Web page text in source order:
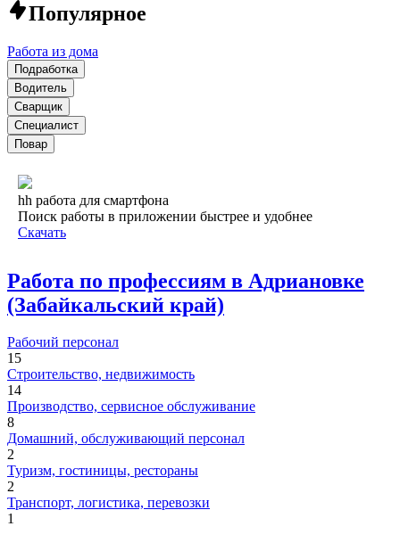
Популярное
Работа из дома
Подработка
Водитель
Сварщик
Специалист
Повар
hh работа для смартфона
Поиск работы в приложении быстрее и удобнее
Скачать
Работа по профессиям в Адриановке
(Забайкальский край)
Рабочий персонал
15
Строительство, недвижимость
14
Производство, сервисное обслуживание
8
Домашний, обслуживающий персонал
2
Туризм, гостиницы, рестораны
2
Транспорт, логистика, перевозки
1